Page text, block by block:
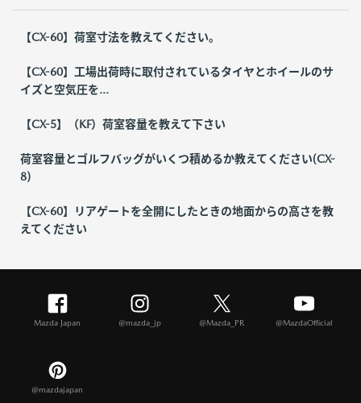
【CX-60】荷室寸法を教えてください。
【CX-60】工場出荷時に取付されているタイヤとホイールのサ
イズと空気圧を...
【CX-5】（KF）荷室容量を教えて下さい
荷室容量とゴルフバッグがいくつ積めるか教えてください(CX-
8)
【CX-60】リアゲートを全開にしたときの地面からの高さを教
えてください
Mazda Japan @mazda_jp @Mazda_PR @MazdaOfficial
@mazdajapan